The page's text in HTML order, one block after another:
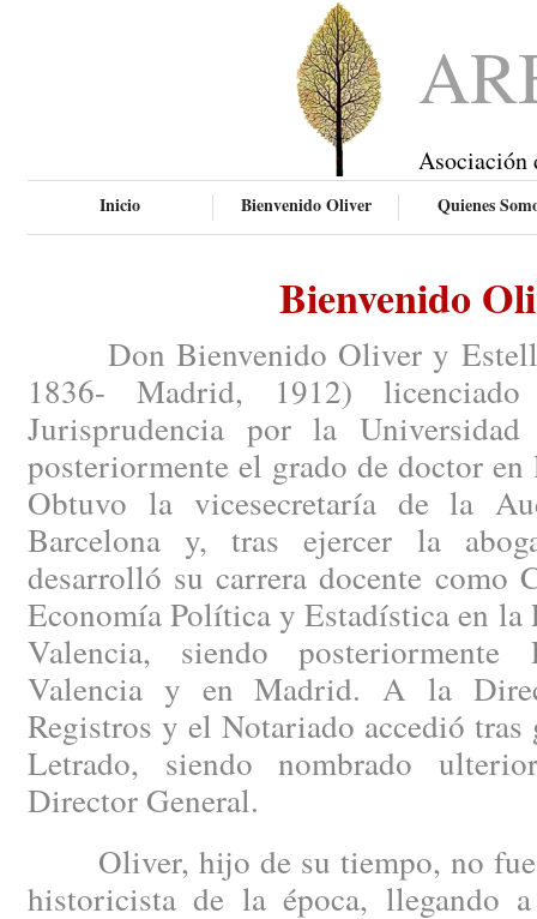
Asociación
Inicio Bienvenido Oliver Quienes
Bienvenido
Don Bienvenido Oliver y
1836- Madrid, 1912)
Jurisprudencia por la
posteriormente el grado de doctor
Obtuvo la vicesecretaría de la
Barcelona y, tras ejercer la
desarrolló su carrera docente como
Economía Política y Estadística en la
Valencia, siendo
Valencia y en Madrid. A la
Registros y el Notariado accedió tras
Letrado, siendo nombrado
Director General.
Oliver, hijo de su tiempo, no fue
historicista de la época, llegando